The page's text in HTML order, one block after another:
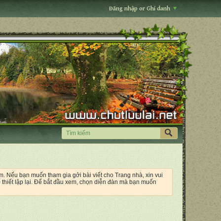
Đăng nhập or Ghi danh
Nếu bạn muốn tham gia gởi bài viết cho Trang nhà, xin vui
lập lại. Để bắt đầu xem, chọn diễn đàn mà bạn muốn